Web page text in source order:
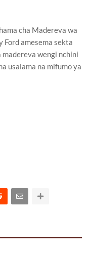
cha Madereva wa
Ford amesema sekta
wengi nchini
usalama na mifumo ya